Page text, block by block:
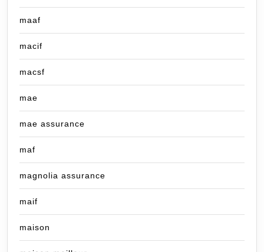
maaf
macif
macsf
mae
mae assurance
maf
magnolia assurance
maif
maison